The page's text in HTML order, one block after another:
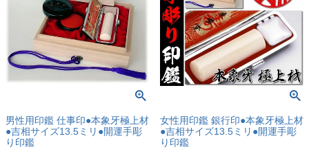
男性用印鑑 仕事印●本象牙極上材
●吉相サイズ13.5ミリ●開運手彫
り印鑑
女性用印鑑 銀行印●本象牙極上材
●吉相サイズ13.5ミリ●開運手彫
り印鑑